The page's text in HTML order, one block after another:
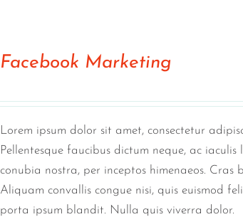
Facebook Marketing
Lorem ipsum dolor sit amet, consectetur
Pellentesque faucibus dictum neque, ac
conubia nostra, per inceptos himenaeos.
Aliquam convallis congue nisi, quis euismod
porta ipsum blandit. Nulla quis viverra dolor.